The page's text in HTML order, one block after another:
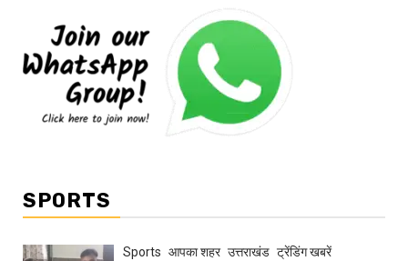
SPORTS
Sports आपका शहर उत्तराखंड ट्रेंडिंग खबरें